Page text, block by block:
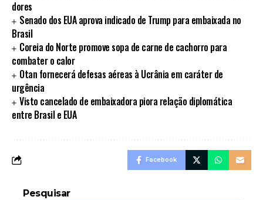
dores
Senado dos EUA aprova indicado de Trump para embaixada no
Brasil
Coreia do Norte promove sopa de carne de cachorro para
combater o calor
Otan fornecerá defesas aéreas à Ucrânia em caráter de
urgência
Visto cancelado de embaixadora piora relação diplomática
entre Brasil e EUA
Facebook
Pesquisar